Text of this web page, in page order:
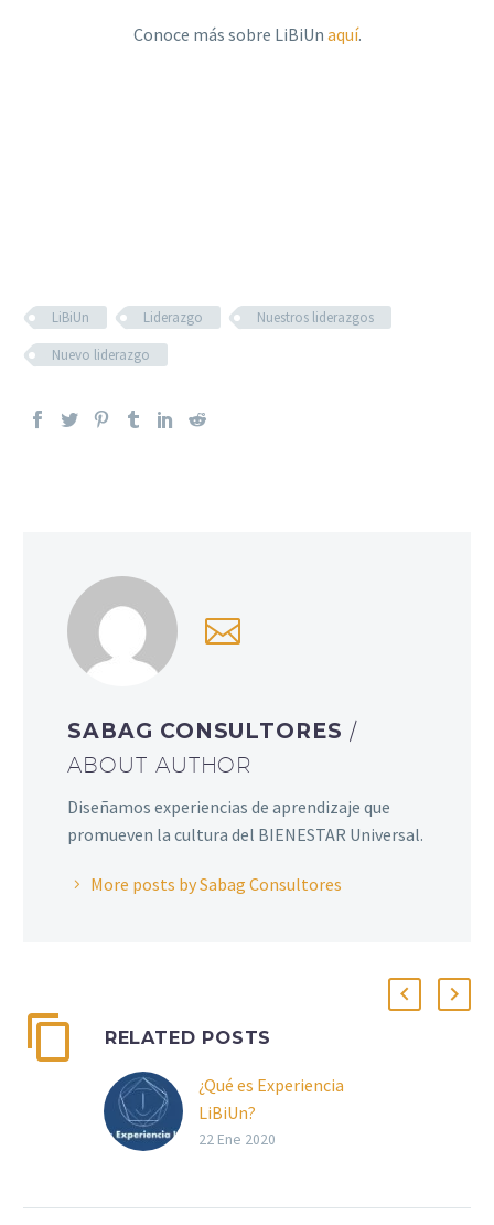
Conoce más sobre LiBiUn aquí.
LiBiUn Liderazgo
Nuestros liderazgos
Nuevo liderazgo
SABAG CONSULTORES/
ABOUT AUTHOR
Diseñamos experiencias de aprendizaje que
promueven la cultura del BIENESTAR Universal.
More posts by Sabag Consultores
RELATED POSTS
¿Qué es Experiencia
LiBiUn?
120 horas de formación
22 Ene 2020